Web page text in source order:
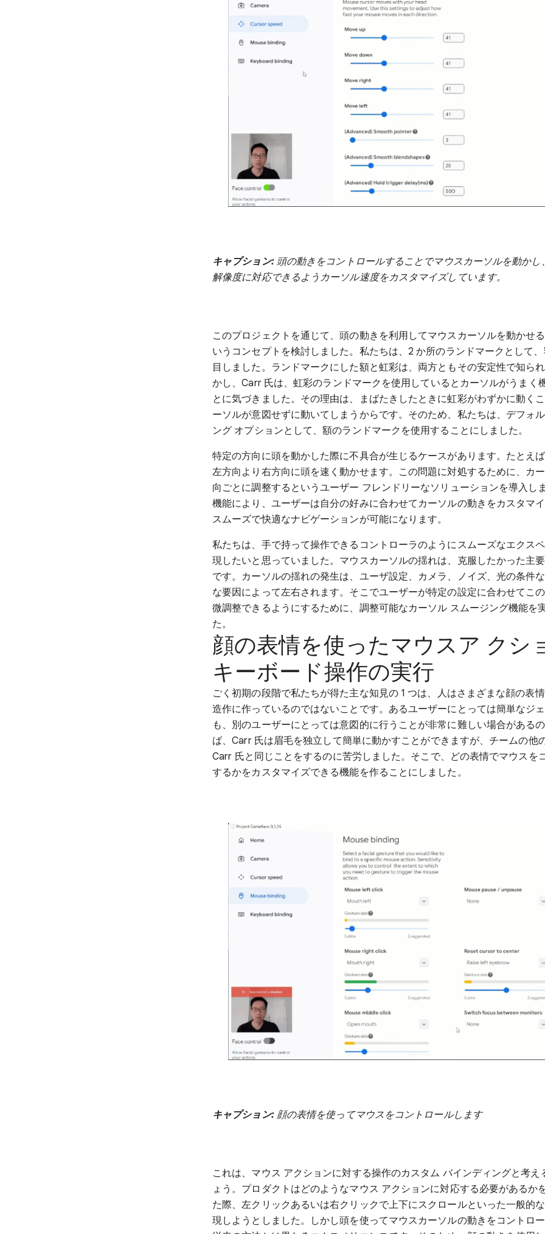
キャプション:頭の動きをコントロールすることでマウスカーソルを動かし
解像度に対応できるようカーソル速度をカスタマイズしています。
このプロジェクトを通じて、頭の動きを利用してマウスカーソルを動かせ
いうコンセプトを検討しました。私たちは、2 か所のランドマークとして
目しました。ランドマークにした額と虹彩は、両方ともその安定性で知ら
かし、Carr 氏は、虹彩のランドマークを使用しているとカーソルがうまく
とに気づきました。その理由は、まばたきしたときに虹彩がわずかに動く
ーソルが意図せずに動いてしまうからです。そのため、私たちは、デフォ
ング オプションとして、額のランドマークを使用することにしました。
特定の方向に頭を動かした際に不具合が生じるケースがあります。たとえ
左方向より右方向に頭を速く動かせます。この問題に対処するために、カ
向ごとに調整するというユーザー フレンドリーなソリューションを導入し
機能により、ユーザーは自分の好みに合わせてカーソルの動きをカスタマ
スムーズで快適なナビゲーションが可能になります。
私たちは、手で持って操作できるコントローラのようにスムーズなエクス
現したいと思っていました。マウスカーソルの揺れは、克服したかった主
です。カーソルの揺れの発生は、ユーザ設定、カメラ、ノイズ、光の条件
な要因によって左右されます。そこでユーザーが特定の設定に合わせてこ
微調整できるようにするために、調整可能なカーソル スムージング機能を
た。
顔の表情を使ったマウスア クシ
キーボード操作の実行
ごく初期の段階で私たちが得た主な知見の 1 つは、人はさまざまな顔の表
造作に作っているのではないことです。あるユーザーにとっては簡単なジ
も、別のユーザーにとっては意図的に行うことが非常に難しい場合がある
ば、Carr 氏は眉毛を独立して簡単に動かすことができますが、チームの他
Carr 氏と同じことをするのに苦労しました。そこで、どの表情でマウスを
するかをカスタマイズできる機能を作ることにしました。
キャプション:顔の表情を使ってマウスをコントロールします
これは、マウス アクションに対する操作のカスタム バインディングと考え
ょう。プロダクトはどのようなマウス アクションに対応する必要があるか
た際、左クリックあるいは右クリックで上下にスクロールといった一般的
現しようとしました。しかし頭を使ってマウスカーソルの動きをコントロ